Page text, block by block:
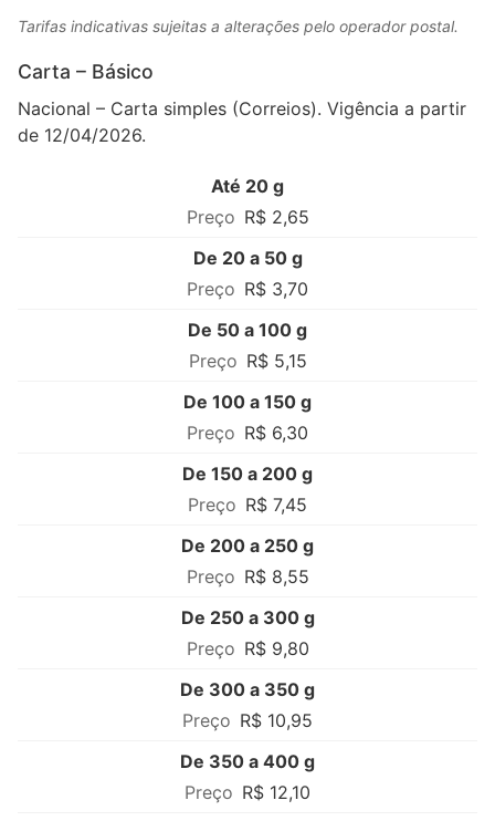
Tarifas indicativas sujeitas a alterações pelo operador postal.
Carta – Básico
Nacional – Carta simples (Correios). Vigência a partir
de 12/04/2026.
Até 20 g
R$ 2,65
De 20 a 50 g
R$ 3,70
De 50 a 100 g
R$ 5,15
De 100 a 150 g
R$ 6,30
De 150 a 200 g
R$ 7,45
De 200 a 250 g
R$ 8,55
De 250 a 300 g
R$ 9,80
De 300 a 350 g
R$ 10,95
De 350 a 400 g
R$ 12,10